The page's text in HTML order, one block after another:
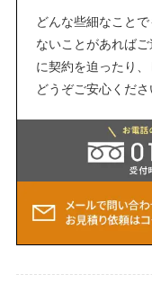
どんな些細なこと
ないことがあれば
に契約を迫ったり
どうぞご安心くださ